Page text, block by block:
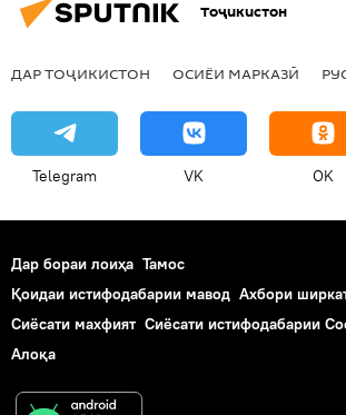
Тоҷикистон
ДАР ТОҶИКИСТОН ОСИЁИ МАРКАЗӢ
Telegram VK OK
Дар бораи лоиҳа Тамос
Қоидаи истифодабарии мавод Ахбори
Сиёсати махфият Сиёсати истифодабарии
Алоқа